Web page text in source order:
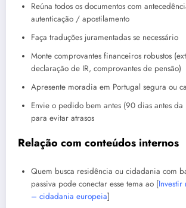
Reúna todos os documentos com
autenticação / apostilamento
Faça traduções juramentadas se necessário
Monte comprovantes financeiros robustos
declaração de IR, comprovantes de pensão)
Apresente moradia em Portugal segura ou
Envie o pedido bem antes (90 dias antes
para evitar atrasos
Relação com conteúdos internos
Quem busca residência ou cidadania com
passiva pode conectar esse tema ao [
– cidadania europeia]